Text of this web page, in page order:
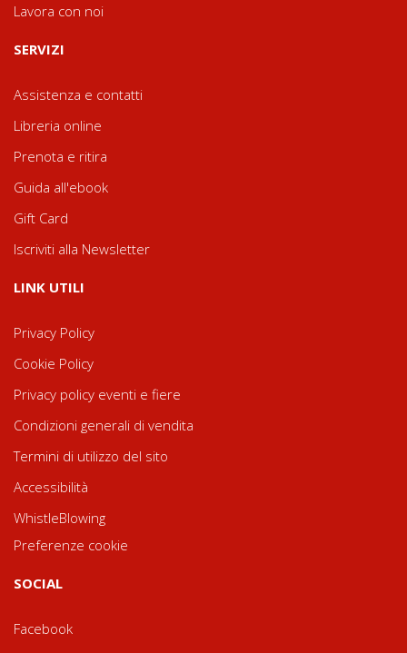
Lavora con noi
SERVIZI
Assistenza e contatti
Libreria online
Prenota e ritira
Guida all'ebook
Gift Card
Iscriviti alla Newsletter
LINK UTILI
Privacy Policy
Cookie Policy
Privacy policy eventi e fiere
Condizioni generali di vendita
Termini di utilizzo del sito
Accessibilità
WhistleBlowing
Preferenze cookie
SOCIAL
Facebook